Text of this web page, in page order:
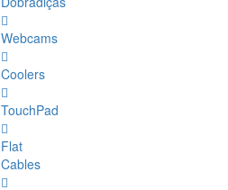
Webcams
Coolers
TouchPad
Flat
Cables